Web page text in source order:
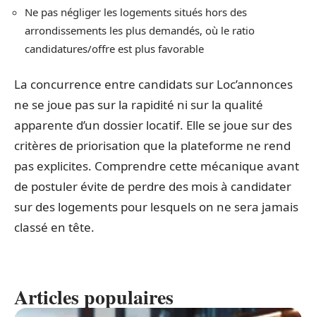
Ne pas négliger les logements situés hors des
arrondissements les plus demandés, où le ratio
candidatures/offre est plus favorable
La concurrence entre candidats sur Loc’annonces
ne se joue pas sur la rapidité ni sur la qualité
apparente d’un dossier locatif. Elle se joue sur des
critères de priorisation que la plateforme ne rend
pas explicites. Comprendre cette mécanique avant
de postuler évite de perdre des mois à candidater
sur des logements pour lesquels on ne sera jamais
classé en tête.
Articles populaires